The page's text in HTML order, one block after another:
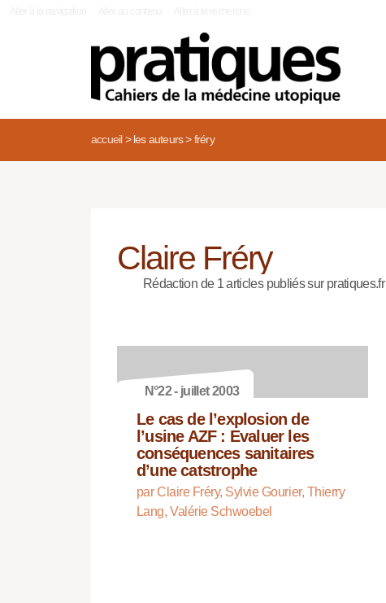
accueil> les auteurs> fréry
Claire Fréry
Rédaction de 1 articles publiés sur pratiques.fr
N°22 - juillet 2003
Le cas de l’explosion de
l’usine AZF : Evaluer les
conséquences sanitaires
d’une catstrophe
par Claire Fréry, Sylvie Gourier, Thierry
Lang, Valérie Schwoebel